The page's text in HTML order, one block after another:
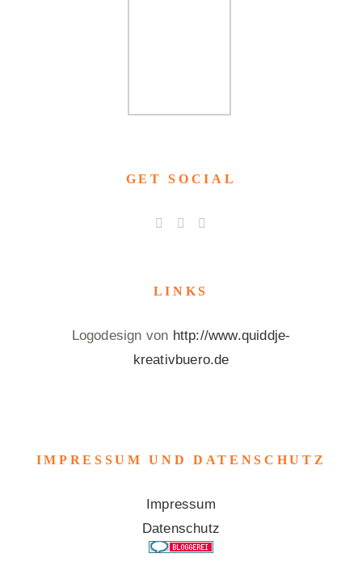
GET SOCIAL
LINKS
Logodesign von http://www.quiddje-
kreativbuero.de
IMPRESSUM UND DATENSCHUTZ
Impressum
Datenschutz